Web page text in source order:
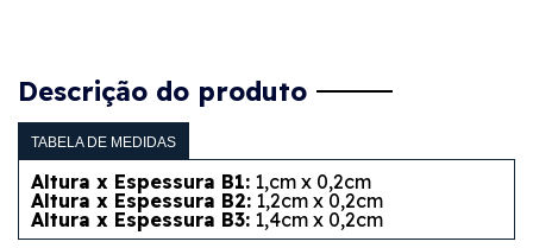
Descrição do produto
TABELA DE MEDIDAS
Altura x Espessura B1: 1,cm x 0,2cm
Altura x Espessura B2: 1,2cm x 0,2cm
Altura x Espessura B3: 1,4cm x 0,2cm